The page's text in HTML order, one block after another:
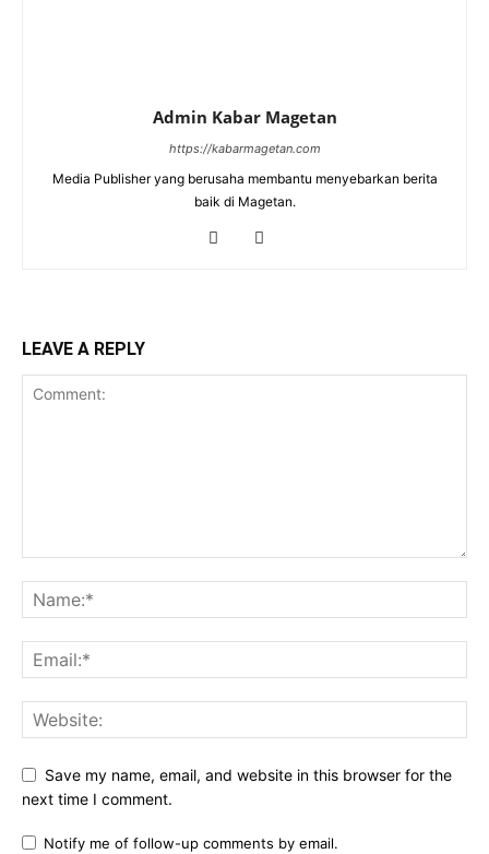
Admin Kabar Magetan
https://kabarmagetan.com
Media Publisher yang berusaha membantu menyebarkan berita
baik di Magetan.
LEAVE A REPLY
Save my name, email, and website in this browser for the
next time I comment.
Notify me of follow-up comments by email.